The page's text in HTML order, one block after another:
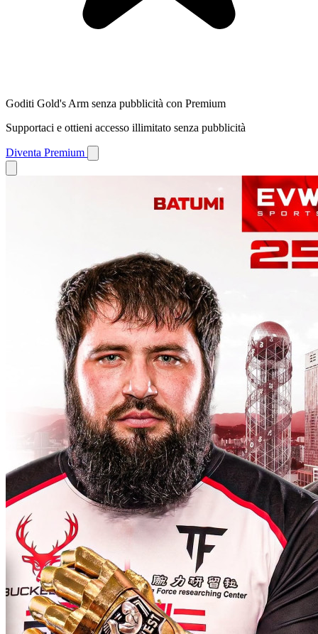
Goditi Gold's Arm senza pubblicità con Premium
Supportaci e ottieni accesso illimitato senza pubblicità
Diventa Premium